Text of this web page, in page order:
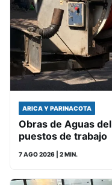
ARICA Y PARINACOTA
Obras de Aguas
puestos de trabajo
7 AGO 2026 | 2 MIN.